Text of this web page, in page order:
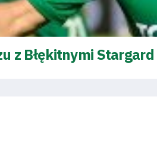
z Błękitnymi Stargard